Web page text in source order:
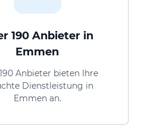
190 Anbieter in
Emmen
Anbieter bieten Ihre
Dienstleistung in
Emmen an.